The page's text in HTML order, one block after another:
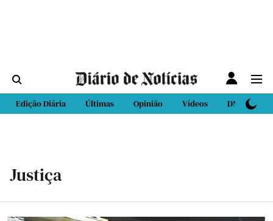
Edição Diária Últimas Opinião Vídeos DN Sport
Justiça